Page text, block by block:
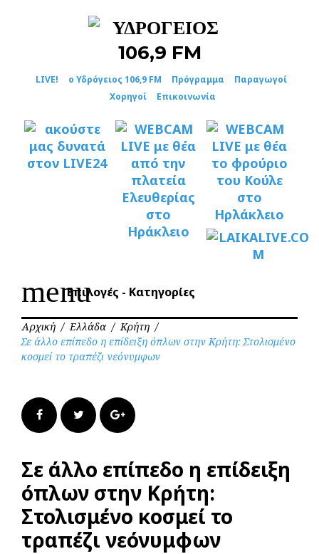
LIVE! ο Υδρόγειος 106,9 FM Πρόγραμμα
Παραγωγοί
Χορηγοί
Επικοινωνία
menuΕπιλογές - Κατηγορίες
Αρχική / Ελλάδα / Κρήτη /
Σε άλλο επίπεδο η επίδειξη όπλων στην Κρήτη: Στολισμένο
κοσμεί το τραπέζι νεόνυμφων
FacebookTwitter Google+
Σε άλλο επίπεδο η επίδειξη
όπλων στην Κρήτη:
Στολισμένο κοσμεί το
τραπέζι νεόνυμφων